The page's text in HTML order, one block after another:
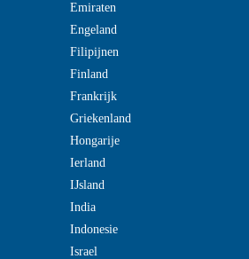
Emiraten
Engeland
Filipijnen
Finland
Frankrijk
Griekenland
Hongarije
Ierland
IJsland
India
Indonesie
Israel